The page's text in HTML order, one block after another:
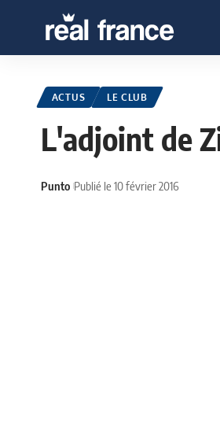
ACTUS LE CLUB
L'adjoint de
Punto Publié le 10 février 2016